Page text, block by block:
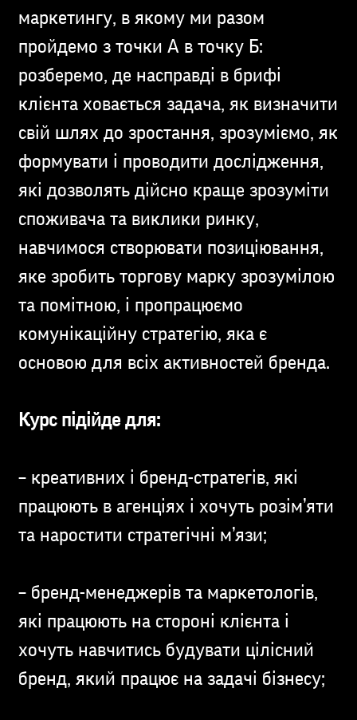
маркетингу, в якому ми разом
пройдемо з точки А в точку Б:
розберемо, де насправді в брифі
клієнта ховається задача, як визначити
свій шлях до зростання, зрозуміємо, як
формувати і проводити дослідження,
які дозволять дійсно краще зрозуміти
споживача та виклики ринку,
навчимося створювати позиціювання,
яке зробить торгову марку зрозумілою
та помітною, і пропрацюємо
комунікаційну стратегію, яка є
основою для всіх активностей бренда.
Курс підійде для:
– креативних і бренд-стратегів, які
працюють в агенціях і хочуть розім’яти
та наростити стратегічні м’язи;
– бренд-менеджерів та маркетологів,
які працюють на стороні клієнта і
хочуть навчитись будувати цілісний
бренд, який працює на задачі бізнесу;